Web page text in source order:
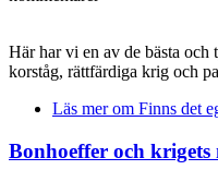
Här har vi en av de bästa och
korståg, rättfärdiga krig och
Läs merom Finns det
Bonhoeffer och